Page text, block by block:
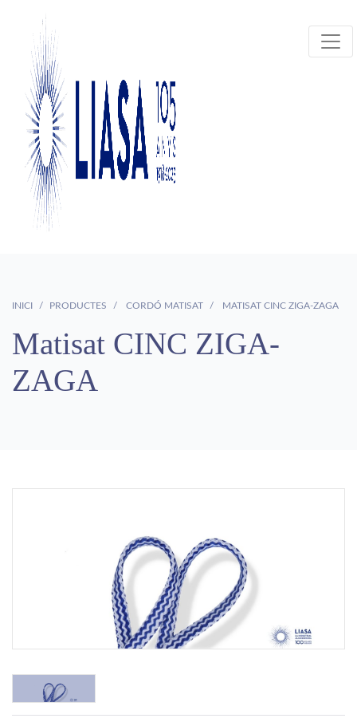
INICI PRODUCTES CORDÓ MATISAT MATISAT CINC ZIGA-ZAGA
Matisat CINC ZIGA-
ZAGA